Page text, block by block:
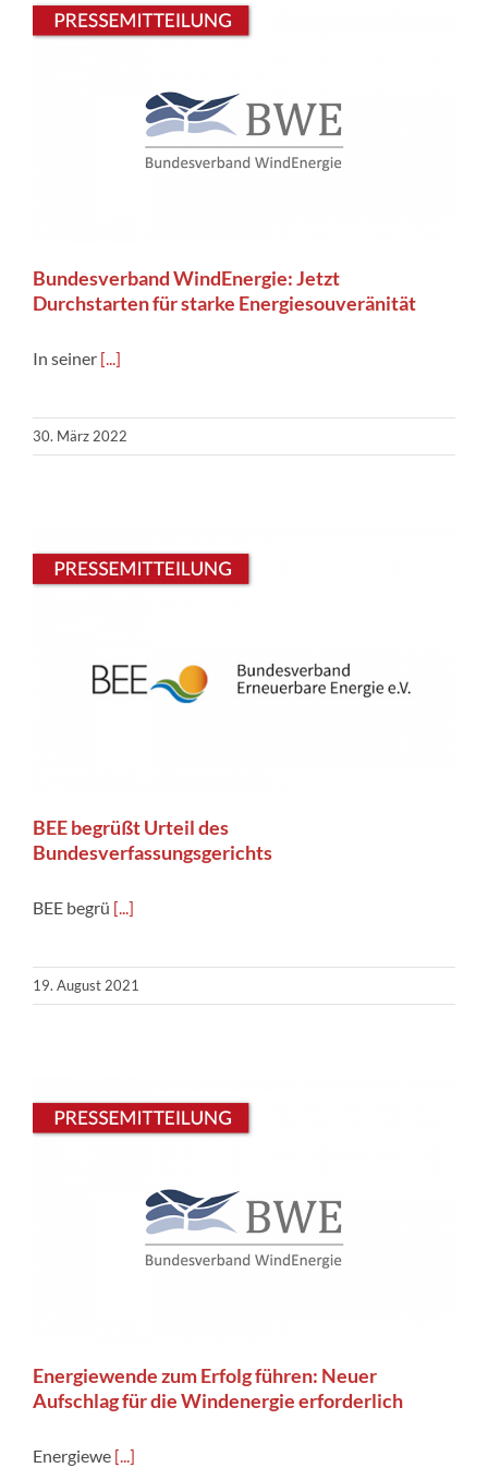
Bundesverband WindEnergie: Jetzt
Durchstarten für starke Energiesouveränität
In seiner [...]
30. März 2022
BEE begrüßt Urteil des
Bundesverfassungsgerichts
BEE begrü [...]
19. August 2021
Energiewende zum Erfolg führen: Neuer
Aufschlag für die Windenergie erforderlich
Energiewe [...]